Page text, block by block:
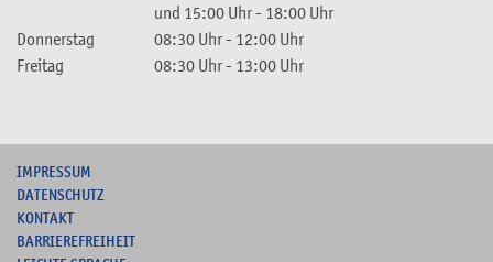
und 15:00 Uhr- 18:00 Uhr
Donnerstag
08:30 Uhr- 12:00 Uhr
Freitag
08:30 Uhr- 13:00 Uhr
IMPRESSUM
DATENSCHUTZ
KONTAKT
BARRIEREFREIHEIT